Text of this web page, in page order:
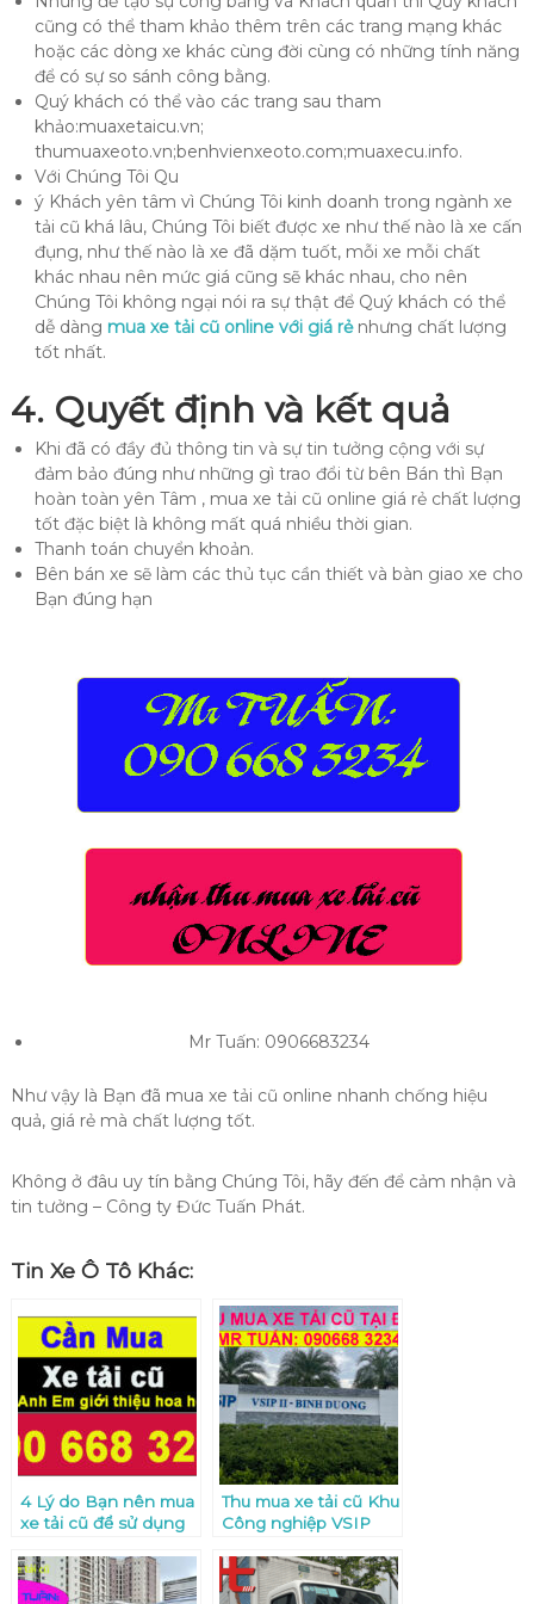
cũng có thể tham khảo thêm trên các trang mạng khác
hoặc các dòng xe khác cùng đời cùng có những tính năng
để có sự so sánh công bằng.
Quý khách có thể vào các trang sau tham
khảo:muaxetaicu.vn;
thumuaxeoto.vn;benhvienxeoto.com;muaxecu.info.
Với Chúng Tôi Qu
ý Khách yên tâm vì Chúng Tôi kinh doanh trong ngành xe
tải cũ khá lâu, Chúng Tôi biết được xe như thế nào là xe cấn
đụng, như thế nào là xe đã dặm tuốt, mỗi xe mỗi chất
khác nhau nên mức giá cũng sẽ khác nhau, cho nên
Chúng Tôi không ngại nói ra sự thật để Quý khách có thể
dễ dàng mua xe tải cũ online với giá rẻnhưng chất lượng
tốt nhất.
4. Quyết định và kết quả
Khi đã có đầy đủ thông tin và sự tin tưởng cộng với sự
đảm bảo đúng như những gì trao đổi từ bên Bán thì Bạn
hoàn toàn yên Tâm , mua xe tải cũ online giá rẻ chất lượng
tốt đặc biệt là không mất quá nhiều thời gian.
Thanh toán chuyển khoản.
Bên bán xe sẽ làm các thủ tục cần thiết và bàn giao xe cho
Bạn đúng hạn
Mr Tuấn: 0906683234
Như vậy là Bạn đã mua xe tải cũ online nhanh chống hiệu
quả, giá rẻ mà chất lượng tốt.
Không ở đâu uy tín bằng Chúng Tôi, hãy đến để cảm nhận và
tin tưởng – Công ty Đức Tuấn Phát.
Tin Xe Ô Tô Khác:
4 Lý do Bạn nên mua
xe tải cũ để sử dụng
xe tải mới
Thu mua xe tải cũ Khu
Công nghiệp VSIP
nhất